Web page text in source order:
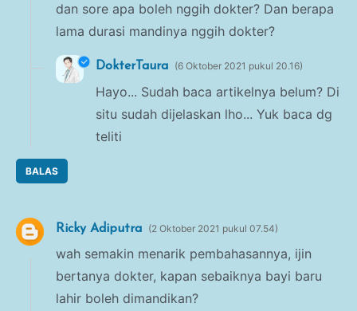
dan sore apa boleh nggih dokter? Dan berapa
lama durasi mandinya nggih dokter?
BALAS
DokterTaura 6 Oktober 2021 pukul 20.16
Hayo... Sudah baca artikelnya belum? Di
situ sudah dijelaskan lho... Yuk baca dg
teliti
Ricky Adiputra 2 Oktober 2021 pukul 07.54
wah semakin menarik pembahasannya, ijin
bertanya dokter, kapan sebaiknya bayi baru
lahir boleh dimandikan?